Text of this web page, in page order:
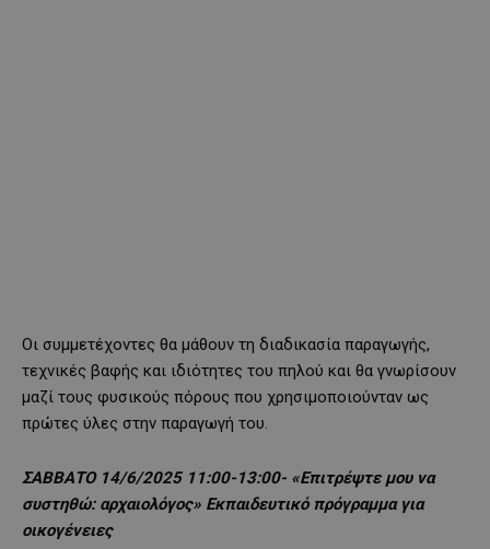
Οι συμμετέχοντες θα μάθουν τη διαδικασία παραγωγής,
τεχνικές βαφής και ιδιότητες του πηλού και θα γνωρίσουν
μαζί τους φυσικούς πόρους που χρησιμοποιούνταν ως
πρώτες ύλες στην παραγωγή του.
ΣΑΒΒΑΤΟ 14/6/2025 11:00-13:00- «Επιτρέψτε μου να
συστηθώ: αρχαιολόγος» Εκπαιδευτικό πρόγραμμα για
οικογένειες